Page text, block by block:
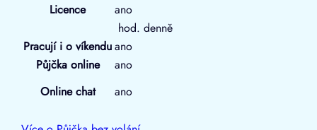
Licence
ano
hod. denně
Pracují i o víkenduano
Půjčka online
ano
Online chat
ano